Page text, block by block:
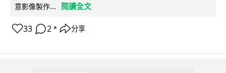
意影像製作...
閱讀全文
33 2 ↗ 分享